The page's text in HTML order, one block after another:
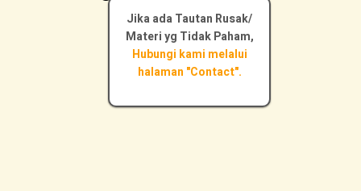
Jika ada Tautan Rusak/
Materi yg Tidak Paham,
Hubungi kami melalui
halaman "Contact".